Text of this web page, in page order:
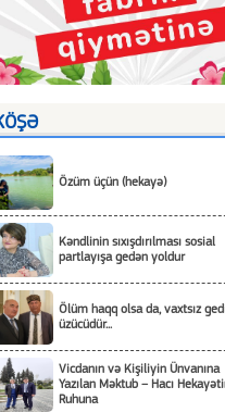
Özüm üçün (hekayə)
Kəndlinin sıxışdırılması sosial
partlayışa gedən yoldur
Ölüm haqq olsa da, vaxtsız
üzücüdür...
Vicdanın və Kişiliyin Ünvanına
Yazılan Məktub – Hacı
Ruhuna